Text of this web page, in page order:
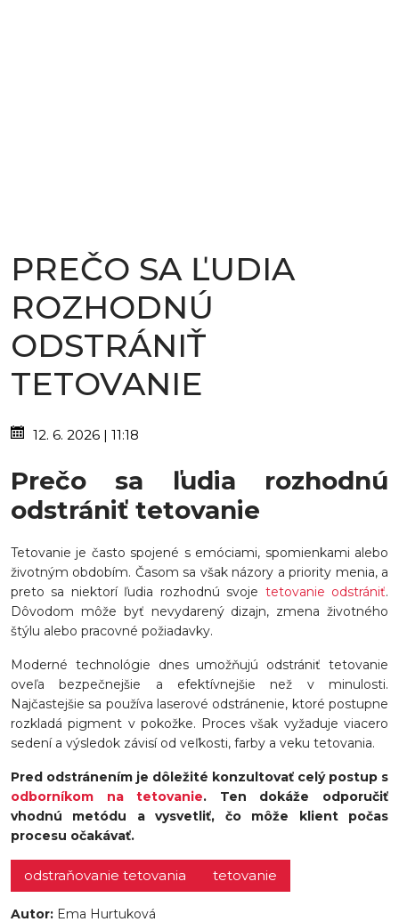
PREČO SA ĽUDIA
ROZHODNÚ
ODSTRÁNIŤ
TETOVANIE
12. 6. 2026 | 11:18
Prečo sa ľudia rozhodnú
odstrániť tetovanie
Tetovanie je často spojené s emóciami, spomienkami alebo
životným obdobím. Časom sa však názory a priority menia, a
preto sa niektorí ľudia rozhodnú svoje tetovanie odstrániť.
Dôvodom môže byť nevydarený dizajn, zmena životného
štýlu alebo pracovné požiadavky.
Moderné technológie dnes umožňujú odstrániť tetovanie
oveľa bezpečnejšie a efektívnejšie než v minulosti.
Najčastejšie sa používa laserové odstránenie, ktoré postupne
rozkladá pigment v pokožke. Proces však vyžaduje viacero
sedení a výsledok závisí od veľkosti, farby a veku tetovania.
Pred odstránením je dôležité konzultovať celý postup s
odborníkom na tetovanie. Ten dokáže odporučiť
vhodnú metódu a vysvetliť, čo môže klient počas
procesu očakávať.
odstraňovanie tetovania tetovanie
Autor: Ema Hurtuková